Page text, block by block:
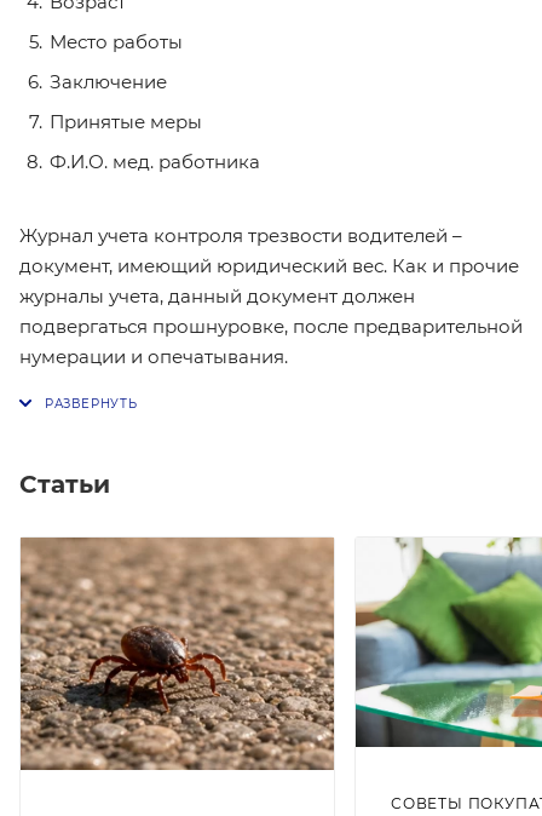
Место работы
Заключение
Принятые меры
Ф.И.О. мед. работника
Журнал учета контроля трезвости водителей –
документ, имеющий юридический вес. Как и прочие
журналы учета, данный документ должен
подвергаться прошнуровке, после предварительной
нумерации и опечатывания.
Статьи
СОВЕТЫ